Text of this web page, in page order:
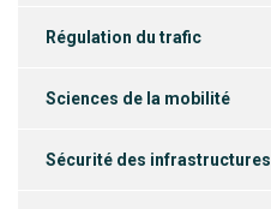
Régulation du trafic
Sciences de la mobilité
Sécurité des infrastructures